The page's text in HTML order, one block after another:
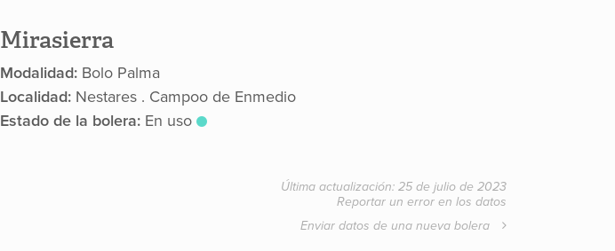
Mirasierra
Modalidad: Bolo Palma
Localidad: Nestares . Campoo de Enmedio
Estado de la bolera: En uso
Última actualización: 25 de julio de 2023
Reportar un error en los datos
Enviar datos de una nueva bolera